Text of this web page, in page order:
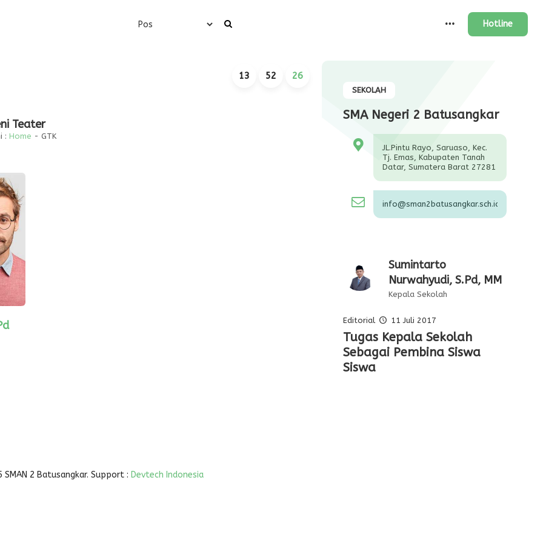
Hotline
13 52 26
Teater
: Home - GTK
SEKOLAH
SMA Negeri 2 Batusangkar
JL.Pintu Rayo, Saruaso, Kec.
Tj. Emas, Kabupaten Tanah
Datar, Sumatera Barat 27281
info@sman2batusangkar.sch.id
Sumintarto
Nurwahyudi, S.Pd, MM
Kepala Sekolah
Pelajaran Serta
Keteladanan Dari Para
Pahlawan
Editorial 11 Juli 2017
Tugas Kepala Sekolah
Sebagai Pembina Siswa
Siswa
Editorial Oleh Kepala
Sekolah
Membentuk Karakter Siswa
Di Sekolah
2 Batusangkar. Support : Devtech Indonesia